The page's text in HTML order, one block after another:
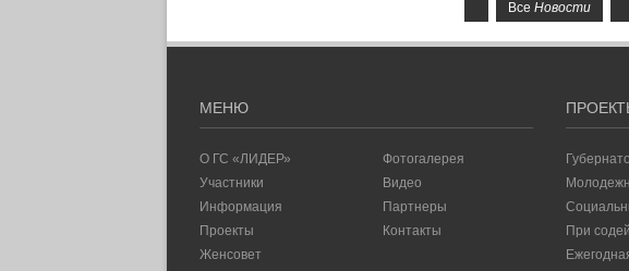
Все Новости
МЕНЮ
О ГС «ЛИДЕР»
Участники
Информация
Проекты
Женсовет
Фотогалерея
Видео
Партнеры
Контакты
При